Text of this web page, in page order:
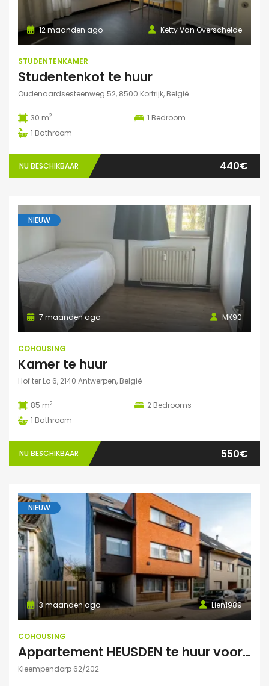
Ketty Van Overschelde
12 maanden ago
STUDENTENKAMER
Studentenkot te huur
Oudenaardsesteenweg 52, 8500 Kortrijk, België
30 m2 1 Bedroom
1 Bathroom
NU BESCHIKBAAR 440€
NIEUW
MK90
7 maanden ago
COHOUSING
Kamer te huur
Hof ter Lo 6, 2140 Antwerpen, België
85 m2 2 Bedrooms
1 Bathroom
NU BESCHIKBAAR 550€
NIEUW
Lien1989
3 maanden ago
COHOUSING
Appartement HEUSDEN te huur voor COHOUSING
Kleempendorp 62/202